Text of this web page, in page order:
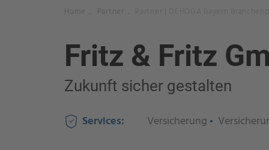
Home Partner
Fritz & Fritz
Zukunft sicher gestalten
Services: Versicherung